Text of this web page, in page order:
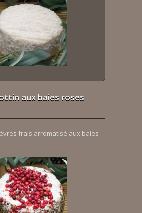
aux baies roses
frais arromatisé aux baies